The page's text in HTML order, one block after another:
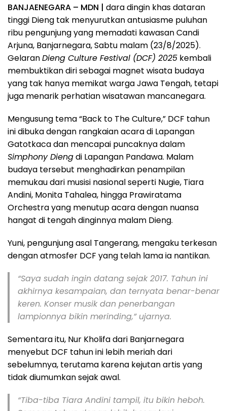
BANJAENEGARA – MDN | dara dingin khas dataran
tinggi Dieng tak menyurutkan antusiasme puluhan
ribu pengunjung yang memadati kawasan Candi
Arjuna, Banjarnegara, Sabtu malam (23/8/2025).
GelaranDieng Culture Festival (DCF) 2025 kembali
membuktikan diri sebagai magnet wisata budaya
yang tak hanya memikat warga Jawa Tengah, tetapi
juga menarik perhatian wisatawan mancanegara.
Mengusung tema “Back to The Culture,” DCF tahun
ini dibuka dengan rangkaian acara di Lapangan
Gatotkaca dan mencapai puncaknya dalam
Simphony Diengdi Lapangan Pandawa. Malam
budaya tersebut menghadirkan penampilan
memukau dari musisi nasional seperti Nugie, Tiara
Andini, Monita Tahalea, hingga Prawiratama
Orchestra yang menutup acara dengan nuansa
hangat di tengah dinginnya malam Dieng.
Yuni, pengunjung asal Tangerang, mengaku terkesan
dengan atmosfer DCF yang telah lama ia nantikan.
“Saya sudah ingin datang sejak 2017. Tahun ini
akhirnya kesampaian, dan ternyata benar-benar
keren. Konser musik dan penerbangan
lampionnya bikin merinding,” ujarnya.
Sementara itu, Nur Kholifa dari Banjarnegara
menyebut DCF tahun ini lebih meriah dari
sebelumnya, terutama karena kejutan artis yang
tidak diumumkan sejak awal.
“Tiba-tiba Tiara Andini tampil, itu bikin heboh.